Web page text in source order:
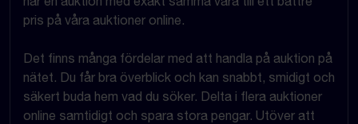
pris på våra auktioner online.
Det finns många fördelar med att handla på auktion på
nätet. Du får bra överblick och kan snabbt, smidigt och
säkert buda hem vad du söker. Delta i flera auktioner
online samtidigt och spara stora pengar. Utöver att